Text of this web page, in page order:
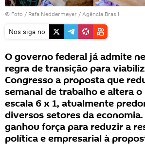
© Foto / Rafa Neddermeyer / Agência Brasil
Nos siga no
O governo federal já admite
regra de transição para
Congresso a proposta que
semanal de trabalho e altera
escala 6 x 1, atualmente
diversos setores da
ganhou força para reduzir a
política e empresarial à